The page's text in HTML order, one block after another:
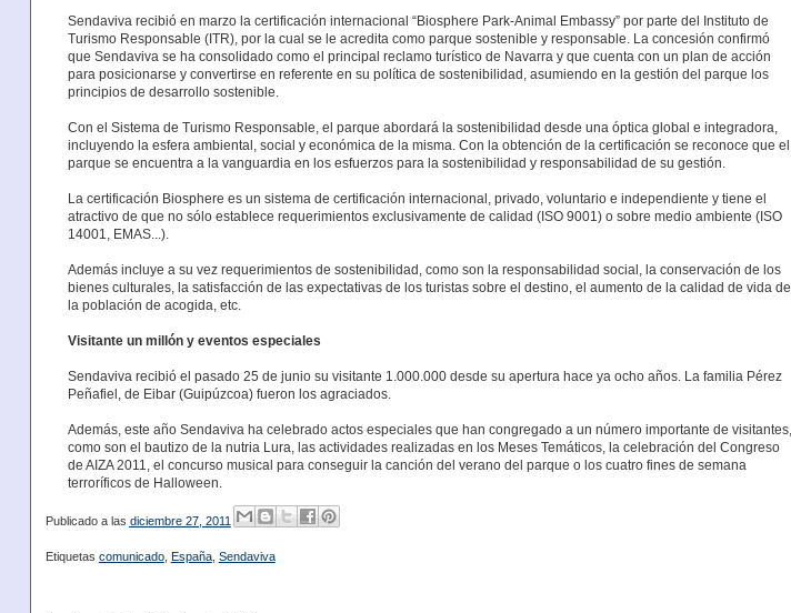
Sendaviva recibió en marzo la certificación internacional “Biosphere Park-Animal Embassy” por parte del Instituto de
Turismo Responsable (ITR), por la cual se le acredita como parque sostenible y responsable. La concesión confirmó
que Sendaviva se ha consolidado como el principal reclamo turístico de Navarra y que cuenta con un plan de acción
para posicionarse y convertirse en referente en su política de sostenibilidad, asumiendo en la gestión del parque los
principios de desarrollo sostenible.
Con el Sistema de Turismo Responsable, el parque abordará la sostenibilidad desde una óptica global e integradora,
incluyendo la esfera ambiental, social y económica de la misma. Con la obtención de la certificación se reconoce que el
parque se encuentra a la vanguardia en los esfuerzos para la sostenibilidad y responsabilidad de su gestión.
La certificación Biosphere es un sistema de certificación internacional, privado, voluntario e independiente y tiene el
atractivo de que no sólo establece requerimientos exclusivamente de calidad (ISO 9001) o sobre medio ambiente (ISO
14001, EMAS...).
Además incluye a su vez requerimientos de sostenibilidad, como son la responsabilidad social, la conservación de los
bienes culturales, la satisfacción de las expectativas de los turistas sobre el destino, el aumento de la calidad de vida de
la población de acogida, etc.
Visitante un millón y eventos especiales
Sendaviva recibió el pasado 25 de junio su visitante 1.000.000 desde su apertura hace ya ocho años. La familia Pérez
Peñafiel, de Eibar (Guipúzcoa) fueron los agraciados.
Además, este año Sendaviva ha celebrado actos especiales que han congregado a un número importante de visitantes,
como son el bautizo de la nutria Lura, las actividades realizadas en los Meses Temáticos, la celebración del Congreso
de AIZA 2011, el concurso musical para conseguir la canción del verano del parque o los cuatro fines de semana
terroríficos de Halloween.
Publicado a las diciembre 27, 2011
Etiquetas comunicado, España, Sendaviva